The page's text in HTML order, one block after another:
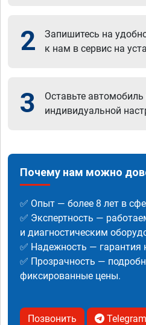
2
Запишитесь на
к нам в сервис на
3
Оставьте
индивидуальной
Почему нам можно
✅ Опыт — более 8 лет в
✅ Экспертность —
и диагностическим
✅ Надежность — гарантия
✅ Прозрачность —
фиксированные цены.
Позвонить Telegram